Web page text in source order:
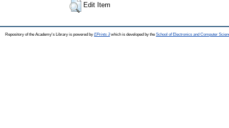
Edit Item
Repository of the Academy's Library is powered by EPrints 3which is developed by the School of Electronics and Computer